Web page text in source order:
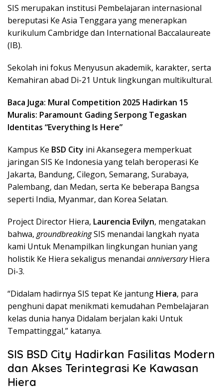
SIS merupakan institusi Pembelajaran internasional
bereputasi Ke Asia Tenggara yang menerapkan
kurikulum Cambridge dan International Baccalaureate
(IB).
Sekolah ini fokus Menyusun akademik, karakter, serta
Kemahiran abad Di-21 Untuk lingkungan multikultural.
Baca Juga: Mural Competition 2025 Hadirkan 15
Muralis: Paramount Gading Serpong Tegaskan
Identitas “Everything Is Here”
Kampus Ke BSD City ini Akansegera memperkuat
jaringan SIS Ke Indonesia yang telah beroperasi Ke
Jakarta, Bandung, Cilegon, Semarang, Surabaya,
Palembang, dan Medan, serta Ke beberapa Bangsa
seperti India, Myanmar, dan Korea Selatan.
Project Director Hiera, Laurencia Evilyn, mengatakan
bahwa, groundbreakingSIS menandai langkah nyata
kami Untuk Menampilkan lingkungan hunian yang
holistik Ke Hiera sekaligus menandai anniversaryHiera
Di-3.
“Didalam hadirnya SIS tepat Ke jantung Hiera, para
penghuni dapat menikmati kemudahan Pembelajaran
kelas dunia hanya Didalam berjalan kaki Untuk
Tempattinggal,” katanya.
SIS BSD City Hadirkan Fasilitas Modern
dan Akses Terintegrasi Ke Kawasan
Hiera